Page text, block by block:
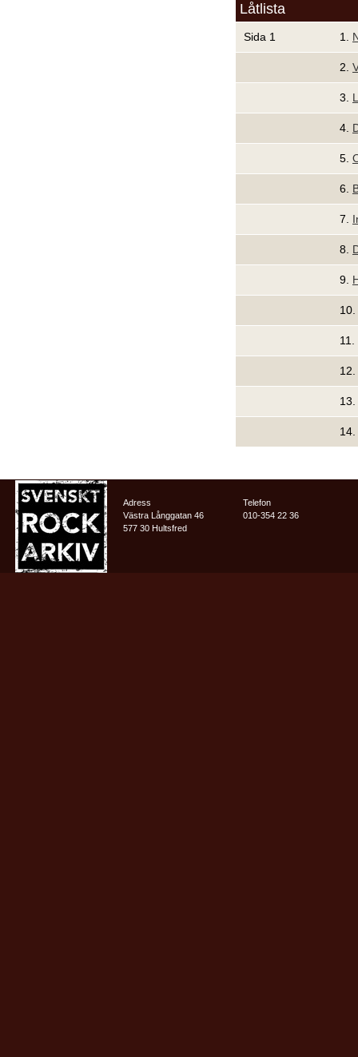
Låtlista
Sida 1 1.
2.
3.
4.
5.
6.
7.
8.
9.
10.
11.
12.
13.
14.
Adress
Västra Långgatan 46
577 30 Hultsfred
Telefon
010-354 22 36